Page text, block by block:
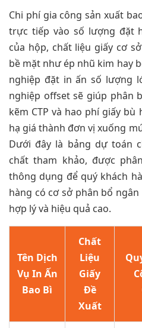
Chi phí gia công sản xuất
trực tiếp vào số lượng đặt
của hộp, chất liệu giấy cơ
bề mặt như ép nhũ kim hay
nghiệp đặt in ấn số lượng
nghiệp offset sẽ giúp phân
kẽm CTP và hao phí giấy
hạ giá thành đơn vị xuống
Dưới đây là bảng dự toán
chất tham khảo, được
thông dụng để quý khách
hàng có cơ sở phân bổ
hợp lý và hiệu quả cao.
Tên Dịch
Vụ In Ấn
Bao Bì
Chất
Liệu
Giấy
Đề
Xuất